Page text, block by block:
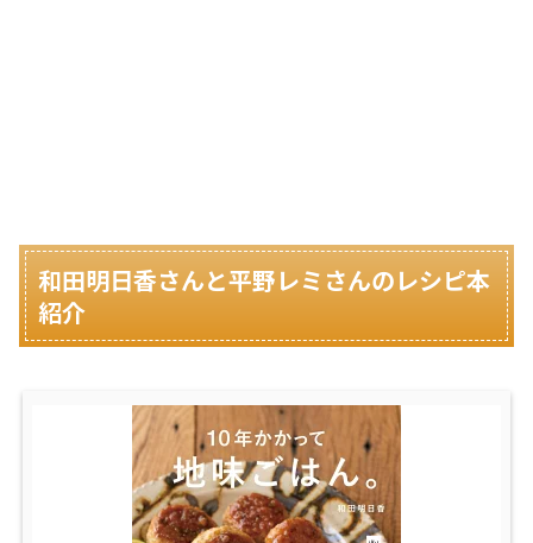
和田明日香さんと平野レミさんのレシピ本
紹介